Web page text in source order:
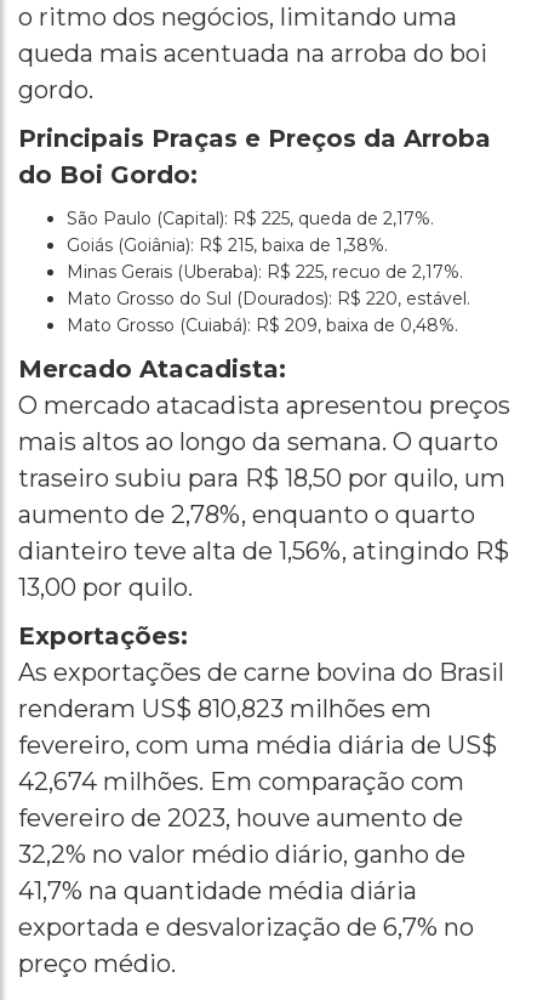
o ritmo dos negócios, limitando uma
queda mais acentuada na arroba do boi
gordo.
Principais Praças e Preços da Arroba
do Boi Gordo:
São Paulo (Capital): R$ 225, queda de 2,17%.
Goiás (Goiânia): R$ 215, baixa de 1,38%.
Minas Gerais (Uberaba): R$ 225, recuo de 2,17%.
Mato Grosso do Sul (Dourados): R$ 220, estável.
Mato Grosso (Cuiabá): R$ 209, baixa de 0,48%.
Mercado Atacadista:
O mercado atacadista apresentou preços
mais altos ao longo da semana. O quarto
traseiro subiu para R$ 18,50 por quilo, um
aumento de 2,78%, enquanto o quarto
dianteiro teve alta de 1,56%, atingindo R$
13,00 por quilo.
Exportações:
As exportações de carne bovina do Brasil
renderam US$ 810,823 milhões em
fevereiro, com uma média diária de US$
42,674 milhões. Em comparação com
fevereiro de 2023, houve aumento de
32,2% no valor médio diário, ganho de
41,7% na quantidade média diária
exportada e desvalorização de 6,7% no
preço médio.